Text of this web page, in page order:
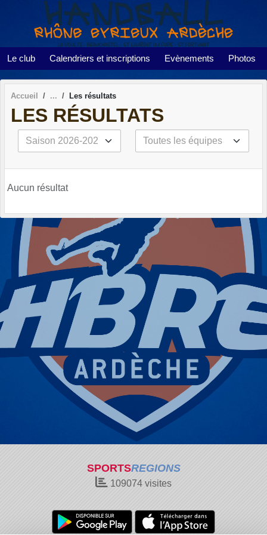
Le club Calendriers et inscriptions Evènements Photos
Accueil Les résultats
LES RÉSULTATS
Aucun résultat
SPORTSREGIONS
109074 visites
Panneau de gestion des cookies